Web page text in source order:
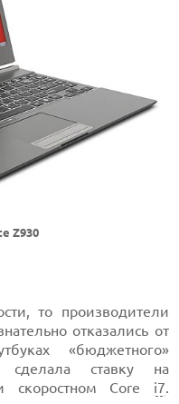
Z930
то производители
отказались от
«бюджетного»
ставку на
скоростном Core i7.